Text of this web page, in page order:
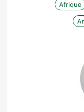
Afrique